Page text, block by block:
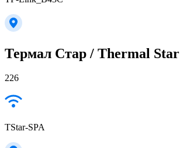
Термал Стар / Thermal Star
226
TStar-SPA